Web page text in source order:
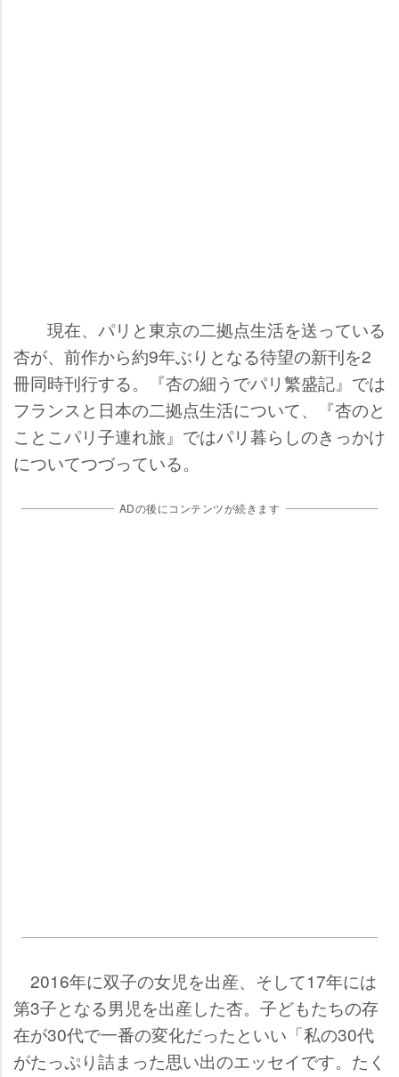
現在、パリと東京の二拠点生活を送っている
杏が、前作から約9年ぶりとなる待望の新刊を2
冊同時刊行する。『杏の細うでパリ繁盛記』では
フランスと日本の二拠点生活について、『杏のと
ことこパリ子連れ旅』ではパリ暮らしのきっかけ
についてつづっている。
ADの後にコンテンツが続きます
2016年に双子の女児を出産、そして17年には
第3子となる男児を出産した杏。子どもたちの存
在が30代で一番の変化だったといい「私の30代
がたっぷり詰まった思い出のエッセイです。たく